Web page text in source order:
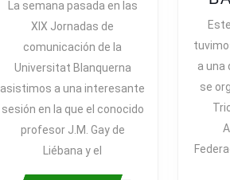
DEL
FÚTBOL
La semana pasada en las
XIX Jornadas de
comunicación de la
Universitat Blanquerna
asistimos a una interesante
sesión en la que el conocido
profesor J.M. Gay de
Liébana y el
a una
se